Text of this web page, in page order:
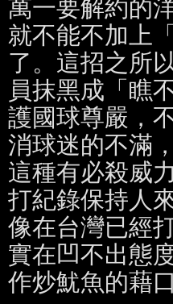
萬一要解約的
就不能不加上
了。這招之所
員抹黑成「瞧
護國球尊嚴，
消球迷的不滿
這種有必殺威
打紀錄保持人
像在台灣已經
實在凹不出態
作炒魷魚的藉口